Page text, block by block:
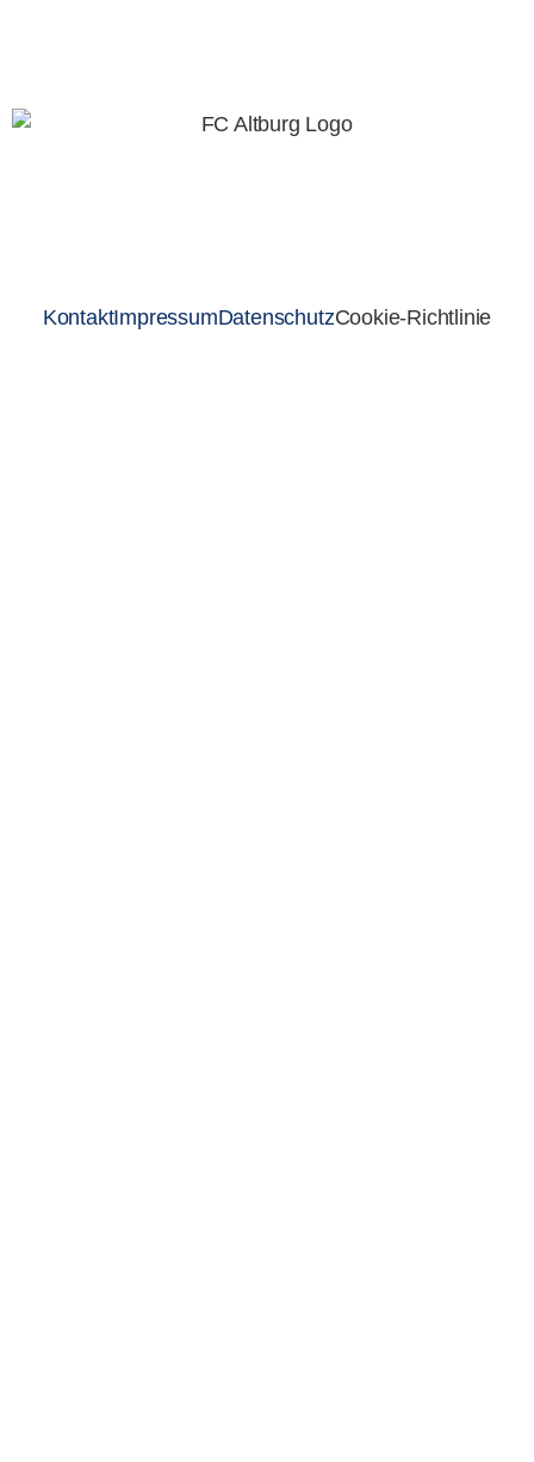
KontaktImpressumDatenschutzCookie-Richtlinie